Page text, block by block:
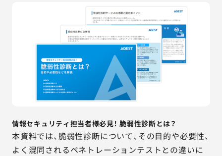
情報セキュリティ担当者様必見！ 脆弱性診断とは？
本資料では、脆弱性診断について、その目的や必要性、
よく混同されるペネトレーションテストとの違いに